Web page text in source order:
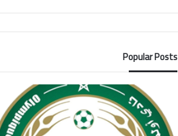
Popular Posts